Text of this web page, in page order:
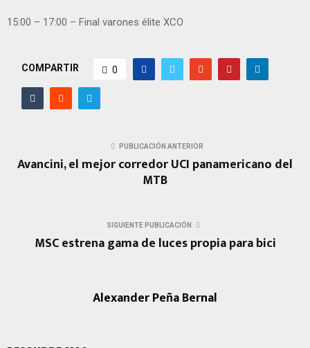
15:00 – 17:00 – Final varones élite XCO
COMPARTIR 0
PUBLICACIÓN ANTERIOR
Avancini, el mejor corredor UCI panamericano del
MTB
SIGUIENTE PUBLICACIÓN
MSC estrena gama de luces propia para bici
Alexander Peña Bernal